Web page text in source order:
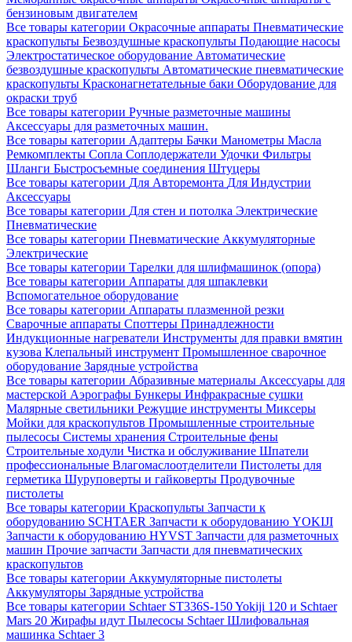
бензиновым двигателем
Все товары категории Окрасочные аппараты Пневматические
краскопульты Безвоздушные краскопульты Подающие насосы
Электростатическое оборудование Автоматические
безвоздушные краскопульты Автоматические пневматические
краскопульты Красконагнетательные баки Оборудование для
окраски труб
Все товары категории Ручные разметочные машины
Аксессуары для разметочных машин.
Все товары категории Адаптеры Бачки Манометры Масла
Ремкомплекты Сопла Соплодержатели Удочки Фильтры
Шланги Быстросъемные соединения Штуцеры
Все товары категории Для Авторемонта Для Индустрии
Аксессуары
Все товары категории Для стен и потолка Электрические
Пневматические
Все товары категории Пневматические Аккумуляторные
Электрические
Все товары категории Тарелки для шлифмашинок (опора)
Все товары категории Аппараты для шпаклевки
Вспомогательное оборудование
Все товары категории Аппараты плазменной резки
Сварочные аппараты Споттеры Принадлежности
Индукционные нагреватели Инструменты для правки вмятин
кузова Клепальный инструмент Промышленное сварочное
оборудование Зарядные устройства
Все товары категории Абразивные материалы Аксессуары для
мастерской Аэрографы Бункеры Инфракрасные сушки
Малярные светильники Режущие инструменты Миксеры
Мойки для краскопультов Промышленные строительные
пылесосы Системы хранения Строительные фены
Строительные ходули Чистка и обслуживание Шпатели
профессиональные Влагомаслоотделители Пистолеты для
герметика Шуруповерты и гайковерты Продувочные
пистолеты
Все товары категории Краскопульты Запчасти к
оборудованию SCHTAER Запчасти к оборудованию YOKIJI
Запчасти к оборудованию HYVST Запчасти для разметочных
машин Прочие запчасти Запчасти для пневматических
краскопультов
Все товары категории Аккумуляторные пистолеты
Аккумуляторы Зарядные устройства
Все товары категории Schtaer ST336S-150Yokiji 120 и Schtaer
Mars 20 Жирафы идут Пылесосы SchtaerШлифовальная
машинка Schtaer 3